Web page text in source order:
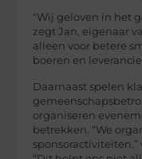
“Wij geloven in het
zegt Jan, eigenaar
alleen voor betere
boeren en
Daarnaast spelen
organiseren
betrekken. “We
sponsoractiviteiten,”